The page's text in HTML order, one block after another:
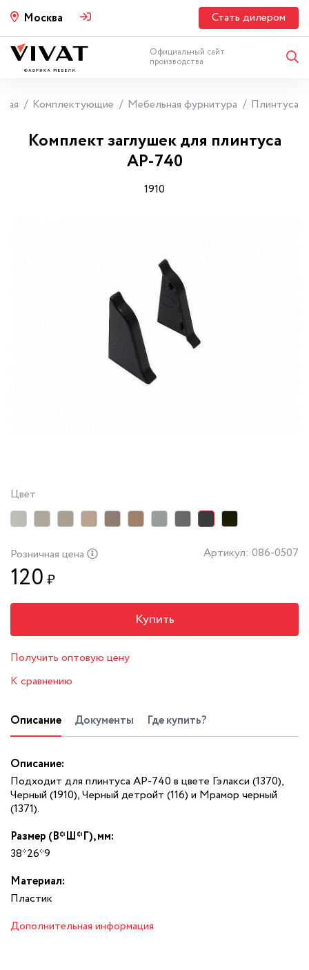
Москва Стать дилером
Официальный сайт
производства
Комплектующие Мебельная фурнитура Плинтуса
Комплект заглушек для плинтуса
АР-740
1910
Цвет
Розничная цена
120 ₽
Артикул: 086-0507
Купить
Получить оптовую цену
К сравнению
Описание Документы Где купить?
Описание:
Подходит для плинтуса АР-740 в цвете Гэлакси (1370),
Черный (1910), Черный детройт (116) и Мрамор черный
(1371).
Размер (В*Ш*Г), мм:
38*26*9
Материал:
Пластик
Дополнительная информация